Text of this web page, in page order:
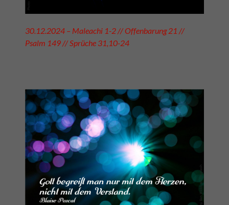
30.12.2024 – Maleachi 1-2 // Offenbarung 21 //
Psalm 149 // Sprüche 31,10-24